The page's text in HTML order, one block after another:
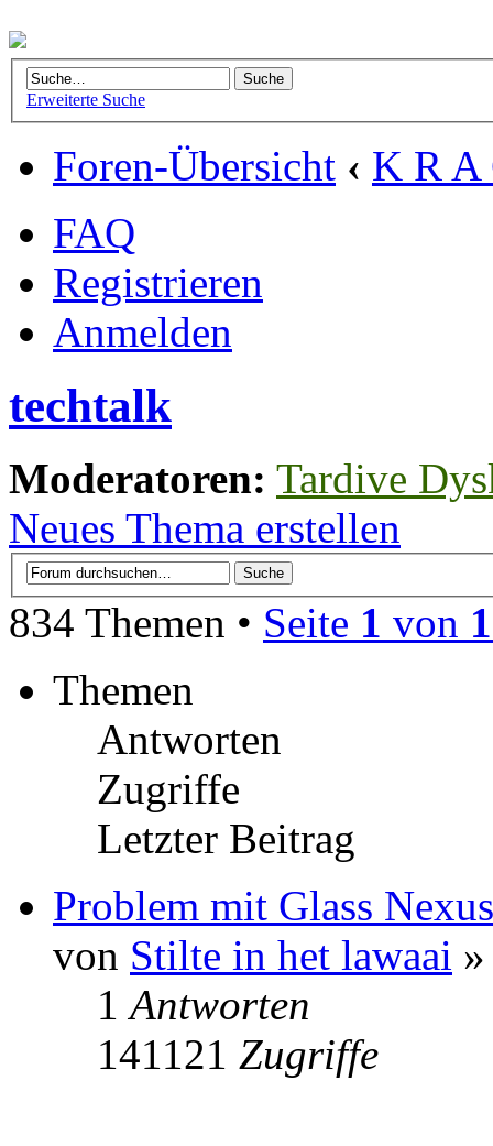
Erweiterte Suche
Foren-Übersicht ‹ K R A
FAQ
Registrieren
Anmelden
techtalk
Moderatoren: Tardive
Neues Thema erstellen
834 Themen • Seite 1 von
Themen
Antworten
Zugriffe
Letzter Beitrag
Problem mit Glass
von Stilte in het lawaai
1Antworten
141121 Zugriffe